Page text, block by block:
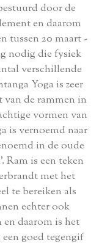
door de
en daarom
tussen 20 maart -
nodig die fysiek
verschillende
Yoga is zeer
de rammen in
vormen van
is vernoemd naar
in de oude
Ram is een teken
met het
te bereiken als
echter ook
daarom is het
goed tegengif